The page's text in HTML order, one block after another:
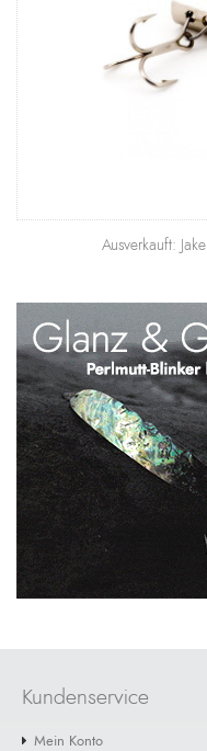
Ausverkauft:
Kundenservice
Mein Konto